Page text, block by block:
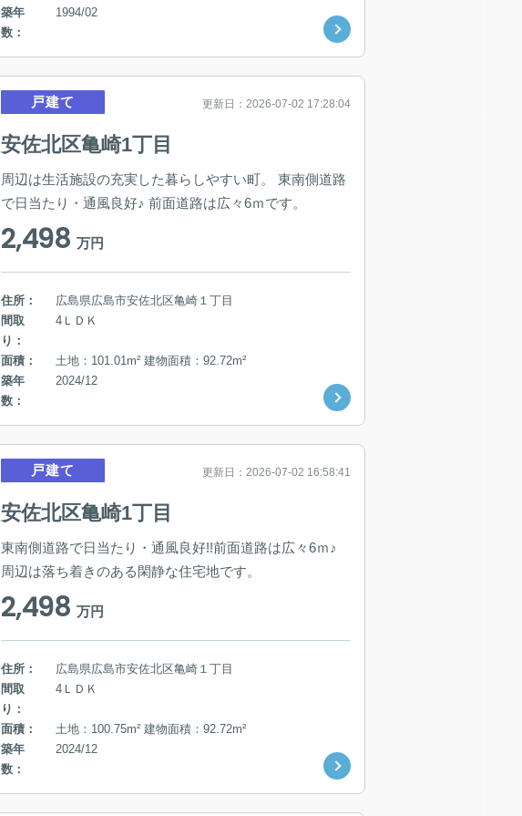
築年
数：
1994/02
戸建て 更新日：2026-07-02 17:28:04
安佐北区亀崎1丁目
周辺は生活施設の充実した暮らしやすい町。 東南側道路
で日当たり・通風良好♪ 前面道路は広々6ｍです。
2,498 万円
住所：
広島県広島市安佐北区亀崎１丁目
間取
り：
4ＬＤＫ
面積：
土地：101.01m² 建物面積：92.72m²
築年
数：
2024/12
戸建て 更新日：2026-07-02 16:58:41
安佐北区亀崎1丁目
東南側道路で日当たり・通風良好!!前面道路は広々6ｍ♪
周辺は落ち着きのある閑静な住宅地です。
2,498 万円
住所：
広島県広島市安佐北区亀崎１丁目
間取
り：
4ＬＤＫ
面積：
土地：100.75m² 建物面積：92.72m²
築年
数：
2024/12